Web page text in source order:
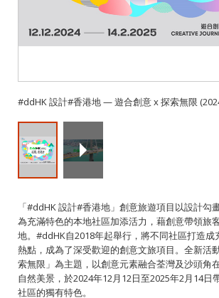
#ddHK 設計#香港地 — 遊合創意 x 探索無限
「#ddHK 設計#香港地」創意旅遊項目以設計勾
為充滿特色的本地社區加添活力，藉創意帶領旅
地。#ddHK自2018年起舉行，將不同社區打造成
熱點，成為了深受歡迎的創意文旅項目。全新活
索無限」為主題，以創意元素融合荃灣及沙頭角
自然美景，於2024年12月12日至2025年2月14日
社區的獨有特色。